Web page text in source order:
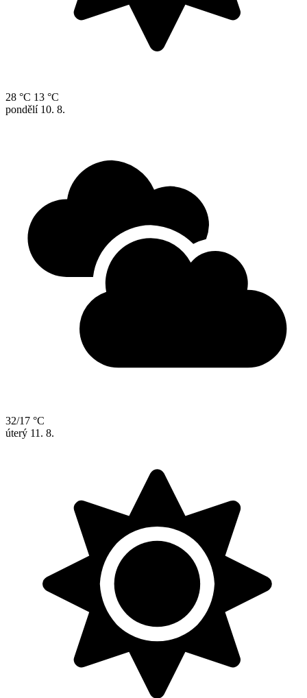
28 °C 13 °C
pondělí 10. 8.
32/17 °C
úterý 11. 8.